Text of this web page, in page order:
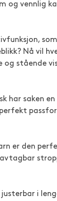
og vennlig
Nå vil
og stående
har saken
er den
i